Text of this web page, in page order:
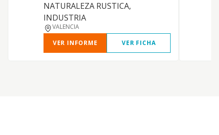
NATURALEZA RUSTICA,
INDUSTRIA
VALENCIA
VER INFORME
VER FICHA